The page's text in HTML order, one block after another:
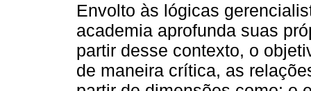
Envolto às lógicas
academia aprofunda suas
partir desse contexto, o
de maneira crítica, as